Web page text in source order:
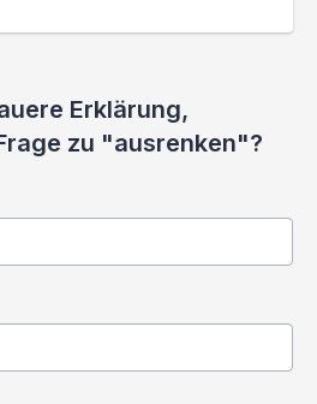
Erklärung,
zu "ausrenken"?